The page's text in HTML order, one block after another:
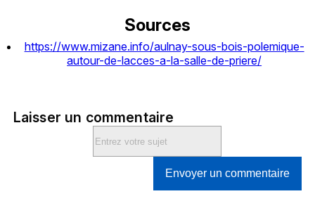
Sources
https://www.mizane.info/aulnay-sous-bois-polemique-
autour-de-lacces-a-la-salle-de-priere/
Laisser un commentaire
Envoyer un commentaire